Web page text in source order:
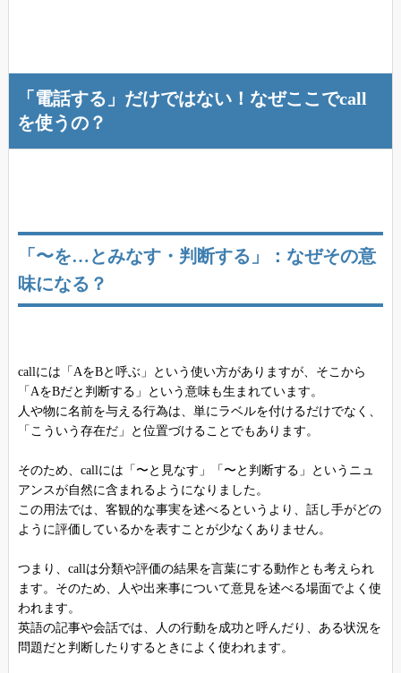
「電話する」だけではない！なぜここでcall
を使うの？
「〜を…とみなす・判断する」：なぜその意
味になる？
callには「AをBと呼ぶ」という使い方がありますが、そこから
「AをBだと判断する」という意味も生まれています。
人や物に名前を与える行為は、単にラベルを付けるだけでなく、
「こういう存在だ」と位置づけることでもあります。
そのため、callには「〜と見なす」「〜と判断する」というニュ
アンスが自然に含まれるようになりました。
この用法では、客観的な事実を述べるというより、話し手がどの
ように評価しているかを表すことが少なくありません。
つまり、callは分類や評価の結果を言葉にする動作とも考えられ
ます。そのため、人や出来事について意見を述べる場面でよく使
われます。
英語の記事や会話では、人の行動を成功と呼んだり、ある状況を
問題だと判断したりするときによく使われます。